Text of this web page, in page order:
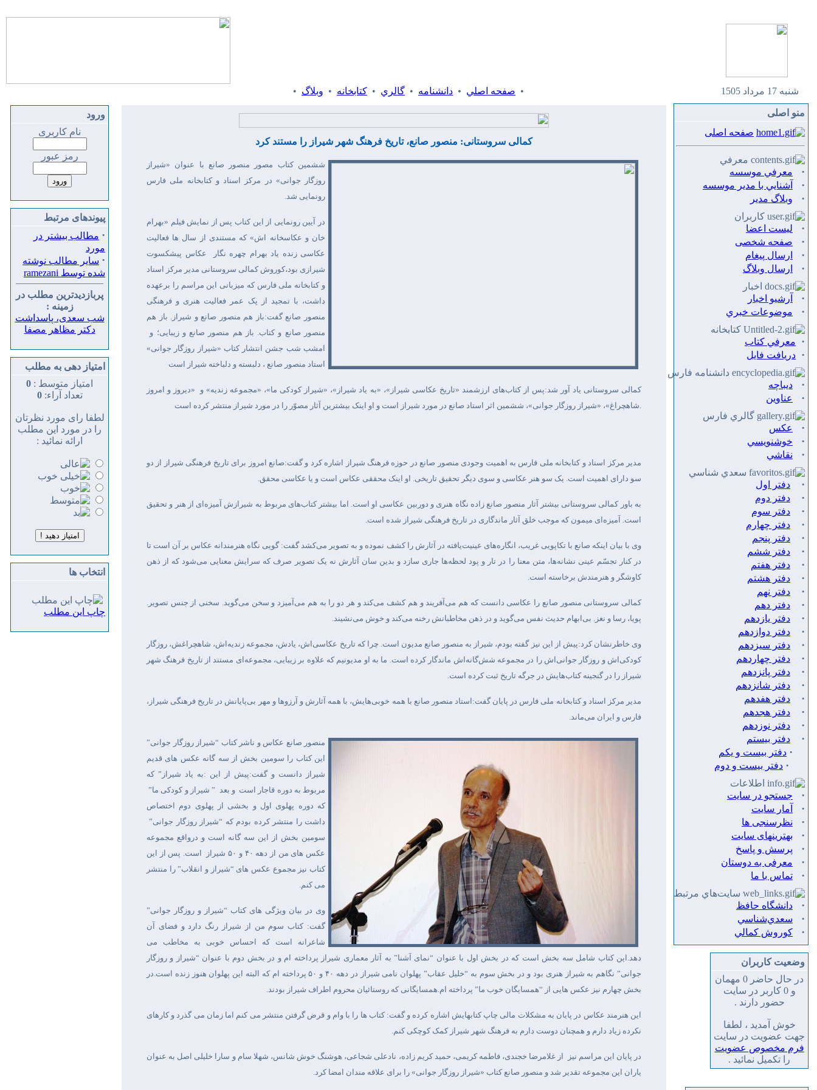
شنبه 17 مرداد 1505 • صفحه اصلي • دانشنامه • گالري • كتابخانه • وبلاگ •
منو اصلی
صفحه اصلی
معرفي
· معرفي موسسه
· آشنايي با مدير موسسه
·
وبلاگ مدير
کاربران
· لیست اعضا
· صفحه شخصی
· ارسال پيغام
·
ارسال وبلاگ
اخبار
· آرشیو اخبار
·
موضوعات خبري
كتابخانه
· معرفي كتاب
· دريافت فايل
دانشنامه فارس
· ديباچه
·
عناوين
گالري فارس
· عكس
· خوشنويسي
·
نقاشي
سعدي شناسي
· دفتر اول
· دفتر دوم
· دفتر سوم
· دفتر چهارم
· دفتر پنجم
· دفتر ششم
· دفتر هفتم
· دفتر هشتم
· دفتر نهم
· دفتر دهم
· دفتر يازدهم
· دفتر دوازدهم
· دفتر سيزدهم
· دفتر چهاردهم
· دفتر پانزدهم
· دفتر شانزدهم
· دفتر هفدهم
· دفتر هجدهم
· دفتر نوزدهم
· دفتر بیستم
· دفتر بیست و یکم
· دفتر بیست و دوم
اطلاعات
· جستجو در سایت
· آمار سایت
· نظرسنجی ها
· بهترینهای سایت
· پرسش و پاسخ
· معرفی به دوستان
·
تماس با ما
سايت‌هاي مرتبط
· دانشگاه حافظ
· سعدي‌شناسي
· كوروش كمالي
وضعیت کاربران
در حال حاضر 0 مهمان
و 0 کاربر در سایت
حضور دارند .
خوش آمدید ، لطفا
جهت عضویت در سایت
فرم مخصوص عضویت
را تکمیل نمائید .
کمالی سروستانی: منصور صانع، تاریخ فرهنگ شهر شیراز را مستند کرد
ششمین کتاب مصور منصور صانع با عنوان «شیراز
روزگار جوانی» در مرکز اسناد و کتابخانه ملی فارس
رونمایی شد.
در آیین رونمایی از این کتاب پس از نمایش فیلم «بهرام
خان و عکاسخانه اش» که مستندی از سال ها فعالیت
عکاسی زنده یاد بهرام چهره نگار
عکاس پیشکسوت
شیرازی بود،کوروش کمالی سروستانی مدیر مرکز اسناد
و کتابخانه ملی فارس که میزبانی این مراسم را برعهده
داشت، با تمجید از یک عمر فعالیت هنری و فرهنگی
منصور صانع گفت:باز هم منصور صانع و شیراز. باز هم
منصور صانع و کتاب. باز هم منصور صانع و زیبایی؛ و
امشب شب جشن انتشار کتاب «شیراز روزگار جوانی»
استاد منصور صانع ، دلبسته و دلباخته شیراز است
کمالی سروستانی یاد آور شد:پس از کتاب‌های ارزشمند «تاریخ عکاسی شیراز»، «به یاد شیراز»، «شیراز کودکی ما»، «مجموعه زندیه» و
«دیروز و امروز
شاهچراغ»، «شیراز روزگار جوانی»، ششمین اثر استاد صانع در مورد شیراز است و او اینک بیشترین آثار مصوّر را در مورد شیراز منتشر کرده است.
مدیر مرکز اسناد و کتابخانه ملی فارس به اهمیت وجودی منصور صانع در حوزه فرهنگ شیراز اشاره کرد و گفت:صانع امروز برای تاریخ فرهنگی شیراز از دو
سو دارای اهمیت است. یک سو هنر عکاسی و سوی دیگر تحقیق تاریخی. او اینک محققی عکاس است و یا عکاسی محقق.
به باور کمالی سروستانی بیشتر آثار منصور صانع زاده نگاه هنری و دوربین عکاسی او است. اما بیشتر کتاب‌های مربوط به شیرازش آمیزه‌ای از هنر و تحقیق
است. آمیزه‌ای میمون که موجب خلق آثار ماندگاری در تاریخ فرهنگی شیراز شده است.
وی با بیان اینکه صانع با تکاپویی غریب، انگاره‌های عینیت‌یافته در آثارش را کشف نموده و به تصویر می‌کشد گفت: گویی نگاه هنرمندانه‌ عکاس بر آن است تا
در کنار تجسّم عینی نشانه‌ها، متن معنا را در تار و پود لحظه‌ها جاری سازد و بدین سان آثارش نه یک تصویر صرف که سرایش معنایی می‌شود که از ذهن
کاوشگر و هنرمندش برخاسته است.
کمالی سروستانی منصور صانع را عکاسی دانست که هم می‌آفریند و هم کشف می‌کند و هر دو را به هم می‌آمیزد و سخن می‌گوید. سخنی از جنس تصویر.
پویا، رسا و نغز. بی‌ابهام حدیث نفس می‌گوید و در ذهن مخاطبانش رخنه می‌کند و خوش می‌نشیند.
وی خاطرنشان کرد:پیش از این نیز گفته بودم، شیراز به منصور صانع مدیون است. چرا که تاریخ عکاسی‌اش، یادش، مجموعه زندیه‌اش، شاهچراغش، روزگار
کودکی‌اش و روزگار جوانی‌اش را در مجموعه شش‌گانه‌اش ماندگار کرده است. ما به او مدیونیم که علاوه بر زیبایی، مجموعه‌ای مستند از تاریخ فرهنگ شهر
شیراز را در گنجینه کتاب‌هایش در جرگه تاریخ ثبت کرده است.
مدیر مرکز اسناد و کتابخانه ملی فارس در پایان گفت:استاد منصور صانع با همه خوبی‌هایش، با همه آثارش و آرزوها و مهر بی‌پایانش در تاریخ فرهنگی شیراز،
فارس و ایران می‌ماند.
منصور صانع عکاس و ناشر کتاب “شیراز روزگار جوانی”
این کتاب را سومین بخش از سه گانه عکس های قدیم
شیراز دانست و گفت:پیش از این :به یاد شیراز” که
مربوط به دوره قاجار است و بعد ” شیراز و کودکی ما”
که دوره پهلوی اول و بخشی از پهلوی دوم اختصاص
داشت را منتشر کرده بودم که “شیراز روزگار جوانی”
سومین بخش از این سه گانه است و درواقع مجموعه
عکس های من از دهه ۴۰ و ۵۰ شیراز
است. پس از این
کتاب نیز مجموع عکس های “شیراز و انقلاب” را منتشر
می کنم.
وی در بیان ویژگی های کتاب “شیراز و روزگار جوانی”
گفت: کتاب سوم من از شیراز رنگ دارد و فضای آن
شاعرانه است که احساس خوبی به مخاطب می
دهد.این کتاب شامل سه بخش است که در بخش اول با عنوان “نمای آشنا” به آثار معماری شیراز پرداخته ام و در بخش دوم با عنوان “شیراز و روزگار
جوانی” نگاهم به شیراز هنری بود و در بخش سوم به “خلیل عقاب” پهلوان نامی شیراز در دهه ۴۰ و ۵۰ پرداخته ام که البته این پهلوان هنوز زنده است.در
بخش چهارم نیز عکس هایی از “همسایگان خوب ما” پرداخته ام.همسایگانی که روستائیان محروم اطراف شیراز بودند.
این هنرمند عکاس در پایان به مشکلات مالی چاپ کتابهایش اشاره کرده و گفت: کتاب ها را با وام و قرض گرفتن منتشر می کنم اما زمان می گذرد و کارهای
نکرده زیاد دارم و همچنان دوست دارم به فرهنگ شهر شیراز کمک کوچکی کنم.
در پایان این مراسم نیز
از غلامرضا خجندی، فاطمه کریمی، حمید کریم زاده، نادعلی شجاعی، هوشنگ خوش شانس، شهلا سام و سارا خلیلی اصل به عنوان
یاران این مجموعه تقدیر شد و منصور صانع کتاب «شیراز روزگار جوانی» را برای علاقه مندان امضا کرد.
ورود
نام کاربری
رمز عبور
پیوندهای مرتبط
· مطالب بیشتر در
مورد
· سایر مطالب نوشته
شده توسط ramezani
پربازدیدترین مطلب در
زمینه :
شب سعدی، پاسداشت
دکتر مظاهر مصفا
امتیاز دهی به مطلب
امتیاز متوسط : 0
تعداد آراء:0
لطفا رای مورد نظرتان
را در مورد این مطلب
ارائه نمائید :
انتخاب ها
چاپ این مطلب